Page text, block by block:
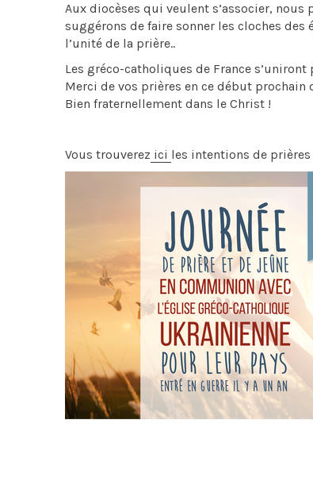
Aux diocèses qui veulent s’associer,
suggérons de faire sonner les cloches
l’unité de la prière..
Les gréco-catholiques de France
Merci de vos prières en ce début prochain
Bien fraternellement dans le Christ !
Vous trouverez ici les intentions de